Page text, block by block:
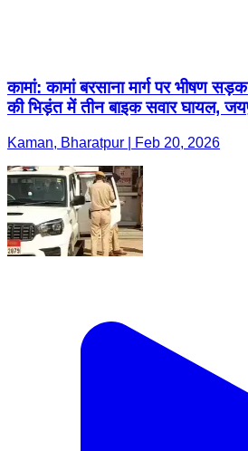
कामां: कामां बरसाना मार्ग पर भीषण
की भिड़ंत में तीन बाइक सवार घायल,
Kaman, Bharatpur | Feb 20, 2026